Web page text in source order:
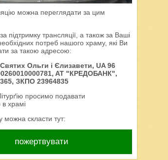
можна переглядати за цим
підтримку трансляції, а також за Ваші
потреб нашого храму, які Ви
за такою адресою:
Ольги і Єлизавети, UA 96
AT "КРЕДОБАНК",
ЗКПО 23964835
просимо подавати
храмі
можна скласти тут:
пожертвувати